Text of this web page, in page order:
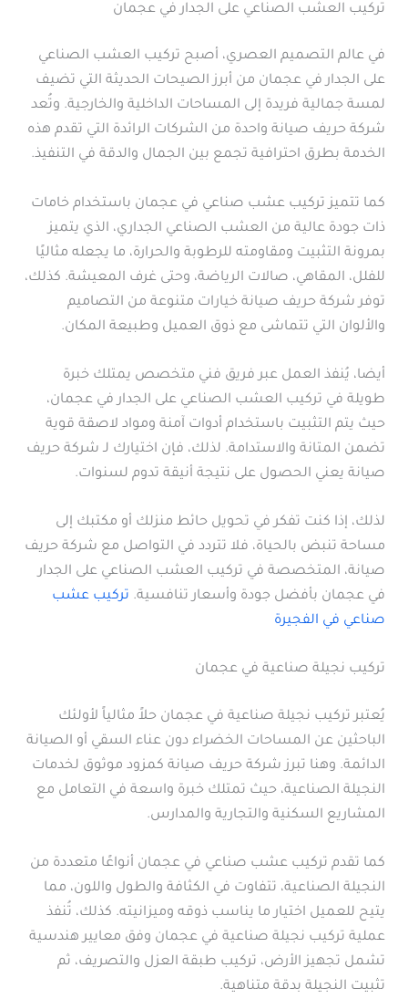
تركيب العشب الصناعي على الجدار في عجمان
في عالم التصميم العصري، أصبح تركيب العشب الصناعي
على الجدار في عجمان من أبرز الصيحات الحديثة التي تضيف
لمسة جمالية فريدة إلى المساحات الداخلية والخارجية. وتُعد
شركة حريف صيانة واحدة من الشركات الرائدة التي تقدم هذه
الخدمة بطرق احترافية تجمع بين الجمال والدقة في التنفيذ.
كما تتميز تركيب عشب صناعي في عجمان باستخدام خامات
ذات جودة عالية من العشب الصناعي الجداري، الذي يتميز
بمرونة التثبيت ومقاومته للرطوبة والحرارة، ما يجعله مثاليًا
للفلل، المقاهي، صالات الرياضة، وحتى غرف المعيشة. كذلك،
توفر شركة حريف صيانة خيارات متنوعة من التصاميم
والألوان التي تتماشى مع ذوق العميل وطبيعة المكان.
أيضا، يُنفذ العمل عبر فريق فني متخصص يمتلك خبرة
طويلة في تركيب العشب الصناعي على الجدار في عجمان،
حيث يتم التثبيت باستخدام أدوات آمنة ومواد لاصقة قوية
تضمن المتانة والاستدامة. لذلك، فإن اختيارك لـ شركة حريف
صيانة يعني الحصول على نتيجة أنيقة تدوم لسنوات.
لذلك، إذا كنت تفكر في تحويل حائط منزلك أو مكتبك إلى
مساحة تنبض بالحياة، فلا تتردد في التواصل مع شركة حريف
صيانة، المتخصصة في تركيب العشب الصناعي على الجدار
في عجمان بأفضل جودة وأسعار تنافسية. تركيب عشب
صناعي في الفجيرة
تركيب نجيلة صناعية في عجمان
يُعتبر تركيب نجيلة صناعية في عجمان حلاً مثالياً لأولئك
الباحثين عن المساحات الخضراء دون عناء السقي أو الصيانة
الدائمة. وهنا تبرز شركة حريف صيانة كمزود موثوق لخدمات
النجيلة الصناعية، حيث تمتلك خبرة واسعة في التعامل مع
المشاريع السكنية والتجارية والمدارس.
كما تقدم تركيب عشب صناعي في عجمان أنواعًا متعددة من
النجيلة الصناعية، تتفاوت في الكثافة والطول واللون، مما
يتيح للعميل اختيار ما يناسب ذوقه وميزانيته. كذلك، تُنفذ
عملية تركيب نجيلة صناعية في عجمان وفق معايير هندسية
تشمل تجهيز الأرض، تركيب طبقة العزل والتصريف، ثم
تثبيت النجيلة بدقة متناهية.